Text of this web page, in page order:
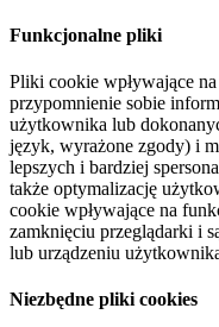
Funkcjonalne pliki
Pliki cookie wpływające
przypomnienie sobie
użytkownika lub
język, wyrażone zgody) i
lepszych i bardziej
także optymalizację
cookie wpływające na
zamknięciu przeglądarki i
lub urządzeniu
Niezbędne pliki cookies